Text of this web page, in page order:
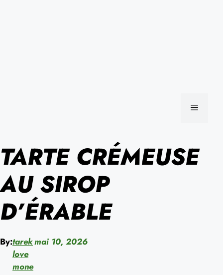
MENU
TARTE CRÉMEUSE
AU SIROP
D’ÉRABLE
By:tarek
love
mone
mai 10, 2026